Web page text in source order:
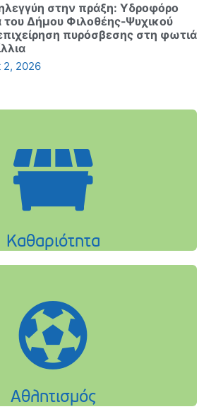
στην πράξη: Υδροφόρο
του Δήμου Φιλοθέης-Ψυχικού
πυρόσβεσης στη φωτιά
2, 2026